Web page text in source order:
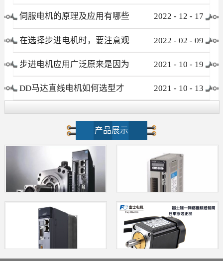
比
伺服电机的原理及应用有哪些 2022 - 12 - 17
在选择步进电机时，要注意观
察这些要素
2022 - 02 - 09
步进电机应用广泛原来是因为
这个优点！
2021 - 10 - 19
DD马达直线电机如何选型才
不会被忽悠?
2021 - 10 - 13
产品展示